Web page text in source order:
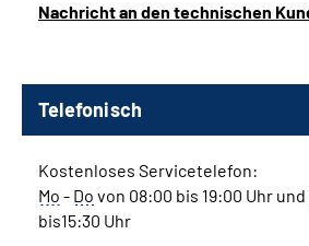
Nachricht an den technischen
Telefonisch
Kostenloses Servicetelefon:
Mo - Do von 08:00 bis 19:00 Uhr und
bis15:30 Uhr